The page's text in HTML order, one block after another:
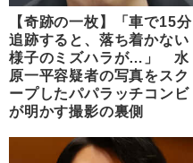
【奇跡の一枚】「車で15分
追跡すると、落ち着かない
様子のミズハラが…」 水
原一平容疑者の写真をスク
ープしたパパラッチコンビ
が明かす撮影の裏側